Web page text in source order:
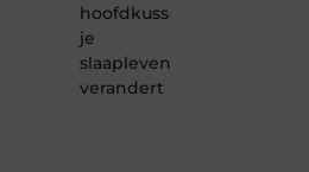
hoofdkussen
je
slaapleven
verandert